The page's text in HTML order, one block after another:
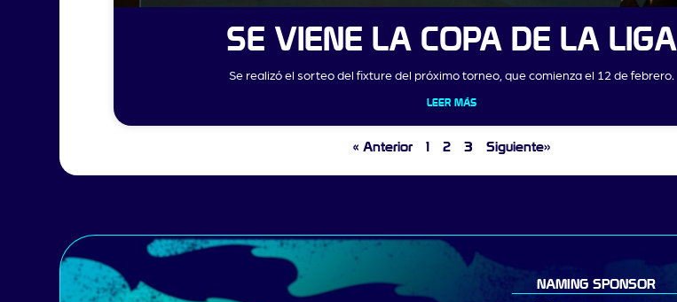
SE VIENE LA COPA DE LA LIGA
Se realizó el sorteo del fixture del próximo torneo, que comienza el 12 de febrero.
LEER MÁS
« Anterior 1 2 3 Siguiente»
NAMING SPONSOR